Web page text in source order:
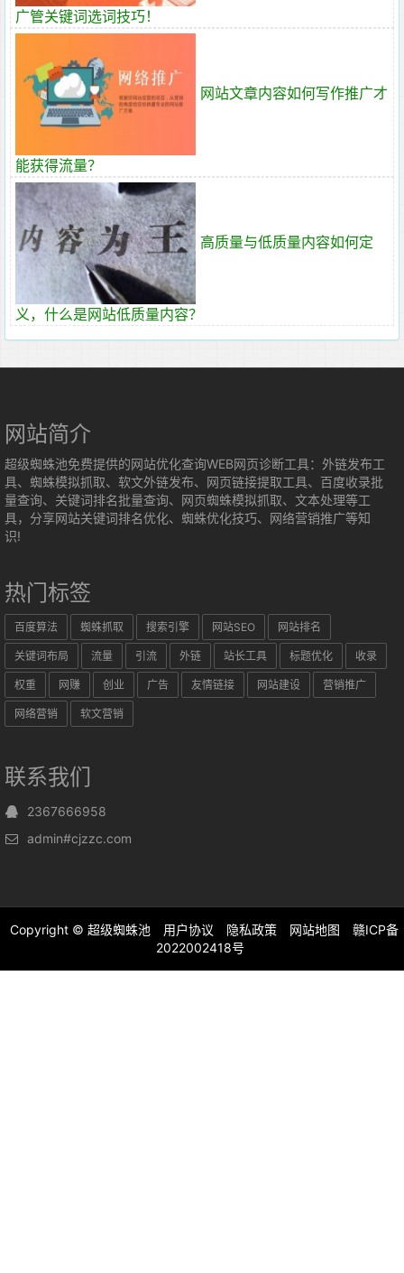
广管关键词选词技巧！
网站文章内容如何写作推广才
能获得流量？
高质量与低质量内容如何定
义，什么是网站低质量内容？
网站简介
超级蜘蛛池免费提供的网站优化查询WEB网页诊断工具：外链发布工
具、蜘蛛模拟抓取、软文外链发布、网页链接提取工具、百度收录批
量查询、关键词排名批量查询、网页蜘蛛模拟抓取、文本处理等工
具，分享网站关键词排名优化、蜘蛛优化技巧、网络营销推广等知
识!
热门标签
百度算法 蜘蛛抓取 搜索引擎 网站SEO 网站排名
关键词布局 流量 引流 外链 站长工具 标题优化 收录
权重 网赚 创业 广告 友情链接 网站建设 营销推广
网络营销 软文营销
联系我们
2367666958
admin#cjzzc.com
Copyright © 超级蜘蛛池 用户协议 隐私政策 网站地图
赣ICP备
2022002418号